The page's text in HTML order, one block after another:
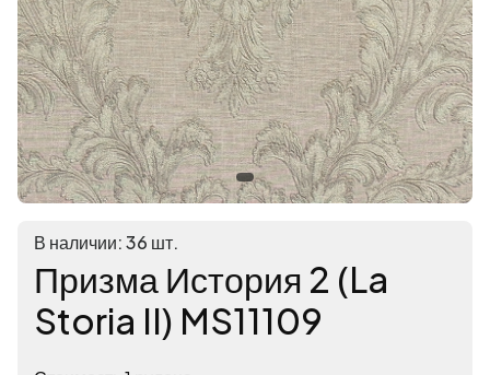
В наличии: 36 шт.
Призма История 2 (La
Storia II) MS11109